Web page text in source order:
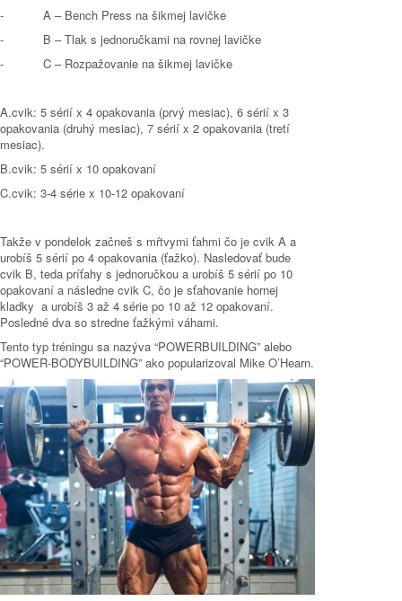
- A – Bench Press na šikmej lavičke
- B – Tlak s jednoručkami na rovnej lavičke
- C – Rozpažovanie na šikmej lavičke
A.cvik: 5 sérií x 4 opakovania (prvý mesiac), 6 sérií x 3
opakovania (druhý mesiac), 7 sérií x 2 opakovania (tretí
mesiac).
B.cvik: 5 sérií x 10 opakovaní
C.cvik: 3-4 série x 10-12 opakovaní
Takže v pondelok začneš s mŕtvymi ťahmi čo je cvik A a
urobíš 5 sérií po 4 opakovania (ťažko). Nasledovať bude
cvik B, teda príťahy s jednoručkou a urobíš 5 sérií po 10
opakovaní a následne cvik C, čo je sťahovanie hornej
kladky a urobíš 3 až 4 série po 10 až 12 opakovaní.
Posledné dva so stredne ťažkými váhami.
Tento typ tréningu sa nazýva “POWERBUILDING” alebo
“POWER-BODYBUILDING” ako popularizoval Mike O’Hearn.